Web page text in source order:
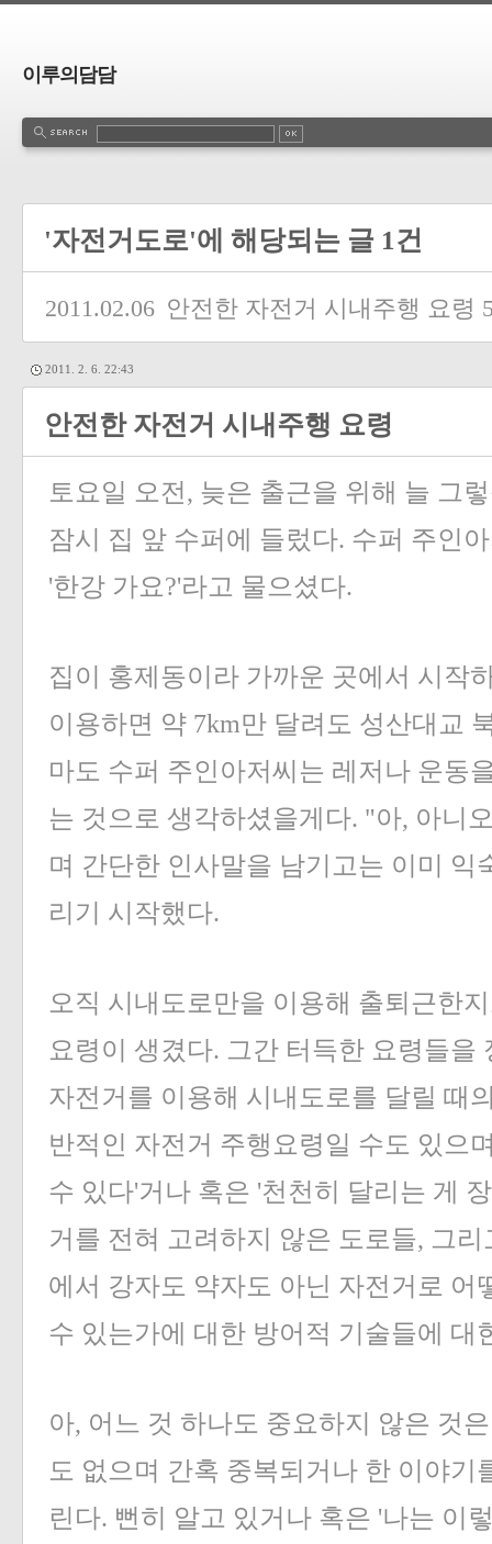
이루의담담
'자전거도로'에 해당되는 글 1건
2011.02.06 안전한 자전거 시내주행 요령
2011. 2. 6. 22:43
안전한 자전거 시내주행 요령
토요일 오전, 늦은 출근을 위해 늘 그
잠시 집 앞 수퍼에 들렀다. 수퍼 주인
'한강 가요?'라고 물으셨다.
집이 홍제동이라 가까운 곳에서 시작
이용하면 약 7km만 달려도 성산대교
마도 수퍼 주인아저씨는 레저나 운동
는 것으로 생각하셨을게다. "아, 아니
며 간단한 인사말을 남기고는 이미 익
리기 시작했다.
오직 시내도로만을 이용해 출퇴근한
요령이 생겼다. 그간 터득한 요령들을
자전거를 이용해 시내도로를 달릴 때
반적인 자전거 주행요령일 수도 있으
수 있다'거나 혹은 '천천히 달리는 게
거를 전혀 고려하지 않은 도로들, 그
에서 강자도 약자도 아닌 자전거로 어
수 있는가에 대한 방어적 기술들에 대
아, 어느 것 하나도 중요하지 않은 것
도 없으며 간혹 중복되거나 한 이야기
린다. 뻔히 알고 있거나 혹은 '나는 이
»